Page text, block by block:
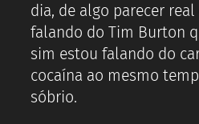
dia, de algo parecer
falando do Tim Burton
sim estou falando do
cocaína ao mesmo
sóbrio.